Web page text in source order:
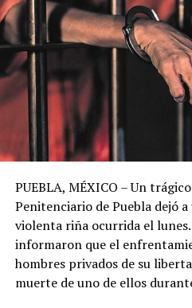
PUEBLA, MÉXICO – Un
Penitenciario de Puebla dejó
violenta riña ocurrida el
informaron que el
hombres privados de su
muerte de uno de ellos